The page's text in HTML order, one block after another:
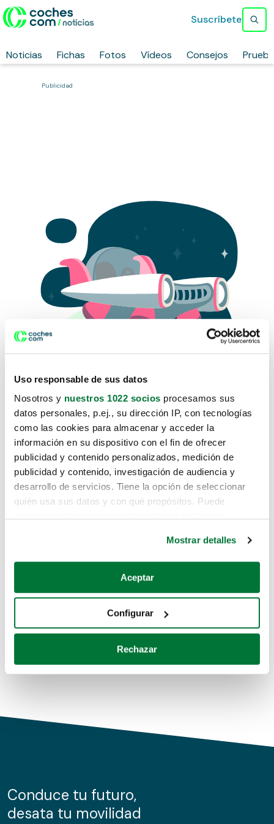
Uso responsable de sus datos
Nosotros y nuestros 1022 socios procesamos sus
datos personales, p.ej., su dirección IP, con tecnologías
como las cookies para almacenar y acceder la
información en su dispositivo con el fin de ofrecer
publicidad y contenido personalizados, medición de
publicidad y contenido, investigación de audiencia y
desarrollo de servicios. Tiene la opción de seleccionar
quién usa sus datos y con qué propósitos. Puede
Si lo permite, también quisiéramos:
Recopilar información sobre su ubicación geográfica
Identificar su dispositivo analizándolo activamente
para buscar características específicas (huellas
Obtenga más información sobre cómo se procesan sus
de cookies.
información sobre el uso que haga del sitio web con
nuestros partners de redes sociales, publicidad y análisis
Mostrar detalles
Aceptar
Configurar
Rechazar
Noticias Fichas Fotos Vídeos Consejos
Suscríbete
Publicidad
Lo sentimos, no sabemos como
te hemos traido hasta aquí.
Pero puedes encontrar el coche que estás
buscando en alguno de estos enlaces:
Coches de segunda mano
Coches de km0
Conduce tu futuro,
desata tu movilidad